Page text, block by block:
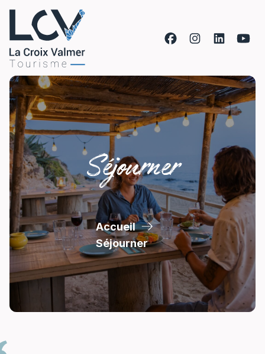
Aller au contenu
Séjourner
Accueil
Séjourner
hébergement